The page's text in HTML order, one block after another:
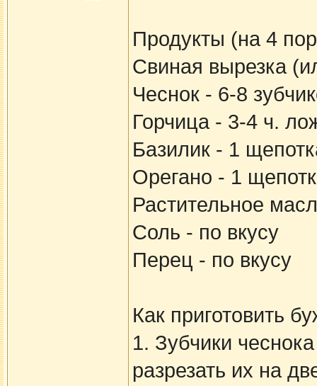
Продукты (на 4
Свиная вырезка
Чеснок - 6-8
Горчица - 3-4 ч.
Базилик - 1
Орегано - 1
Растительное
Соль - по вкусу
Перец - по вкусу
Как приготовить
1. Зубчики
разрезать их на